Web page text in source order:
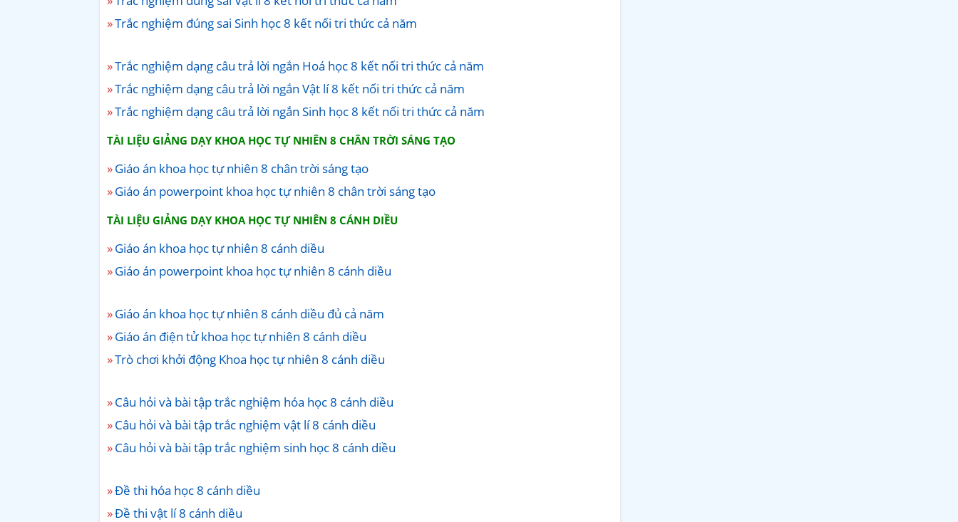
Trắc nghiệm đúng sai Sinh học 8 kết nối tri thức cả năm
Trắc nghiệm dạng câu trả lời ngắn Hoá học 8 kết nối tri thức cả năm
Trắc nghiệm dạng câu trả lời ngắn Vật lí 8 kết nối tri thức cả năm
Trắc nghiệm dạng câu trả lời ngắn Sinh học 8 kết nối tri thức cả năm
TÀI LIỆU GIẢNG DẠY KHOA HỌC TỰ NHIÊN 8 CHÂN TRỜI SÁNG TẠO
Giáo án khoa học tự nhiên 8 chân trời sáng tạo
Giáo án powerpoint khoa học tự nhiên 8 chân trời sáng tạo
TÀI LIỆU GIẢNG DẠY KHOA HỌC TỰ NHIÊN 8 CÁNH DIỀU
Giáo án khoa học tự nhiên 8 cánh diều
Giáo án powerpoint khoa học tự nhiên 8 cánh diều
Giáo án khoa học tự nhiên 8 cánh diều đủ cả năm
Giáo án điện tử khoa học tự nhiên 8 cánh diều
Trò chơi khởi động Khoa học tự nhiên 8 cánh diều
Câu hỏi và bài tập trắc nghiệm hóa học 8 cánh diều
Câu hỏi và bài tập trắc nghiệm vật lí 8 cánh diều
Câu hỏi và bài tập trắc nghiệm sinh học 8 cánh diều
Đề thi hóa học 8 cánh diều
Đề thi vật lí 8 cánh diều